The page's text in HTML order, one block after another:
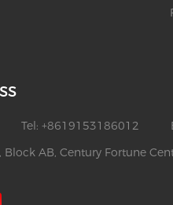
Tel: +8619153186012
Block AB, Century Fortune